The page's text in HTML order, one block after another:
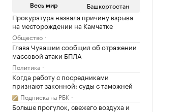
Весь мир Башкортостан
Прокуратура назвала причину взрыва
на месторождении на Камчатке
Общество
Глава Чувашии сообщил об отражении
массовой атаки БПЛА
Политика
Когда работу с посредниками
признают законной: суды с таможней
Подписка на РБК
Больше прогулок, свежего воздуха и